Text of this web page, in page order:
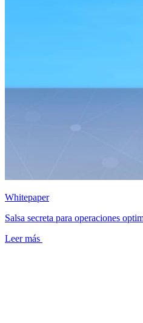
Whitepaper
Salsa secreta para operaciones
Leer más